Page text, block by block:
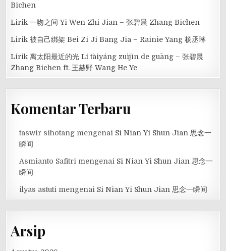
Bichen
Lirik 一吻之间 Yi Wen Zhi Jian – 张碧晨 Zhang Bichen
Lirik 被自己綁架 Bei Zi Ji Bang Jia – Rainie Yang 杨丞琳
Lirik 离太阳最近的光 Lí tàiyáng zuìjìn de guāng – 张碧晨
Zhang Bichen ft. 王赫野 Wang He Ye
Komentar Terbaru
taswir sihotang mengenai Si Nian Yi Shun Jian 思念一
瞬间
Asmianto Safitri mengenai Si Nian Yi Shun Jian 思念一
瞬间
ilyas astuti mengenai Si Nian Yi Shun Jian 思念一瞬间
Arsip